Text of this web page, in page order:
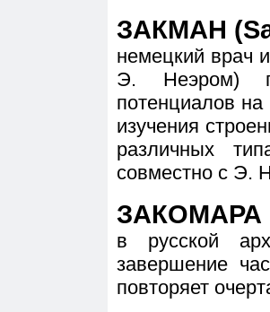
ЗАКМАН
немецкий врач
Э. Неэром)
потенциалов
изучения
различных
совместно с Э.
ЗАКОМАРА
в русской
завершение
повторяет